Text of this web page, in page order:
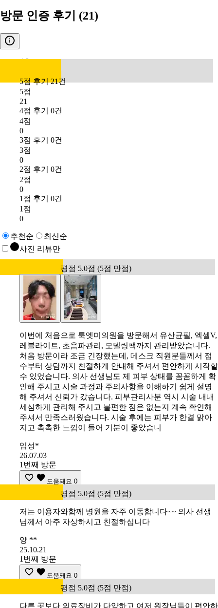
방문 인증 후기 (21)
4.8
5점 후기 21건
5점
21
4점 후기 0건
4점
0
3점 후기 0건
3점
0
2점 후기 0건
2점
0
1점 후기 0건
1점
0
추천순
최신순
사진 리뷰만
평점 5.0점 (5점 만점)
이번에 처음으로 룩엣미의원을 방문해서 유산균필, 엑셀V,
레블라이트, 초음파관리, 모델링팩까지 관리받았습니다.
처음 방문이라 조금 긴장했는데, 데스크 직원분들께서 접
수부터 상담까지 친절하게 안내해 주셔서 편안하게 시작할
수 있었습니다. 의사 선생님도 제 피부 상태를 꼼꼼하게 확
인해 주시고 시술 과정과 주의사항을 이해하기 쉽게 설명
해 주셔서 신뢰가 갔습니다. 피부관리사분 역시 시술 내내
세심하게 관리해 주시고 불편한 점은 없는지 계속 확인해
주셔서 만족스러웠습니다. 시술 후에는 피부가 한결 맑아
지고 촉촉한 느낌이 들어 기분이 좋았습니
임성*
26.07.03
1번째 방문
도움돼요 0
평점 5.0점 (5점 만점)
저는 이용자와함께 병원을 자주 이동합니다~~ 의사 선생
님께서 아주 자상하시고 친절하십니다
양 **
25.10.21
1번째 방문
도움돼요 0
평점 5.0점 (5점 만점)
다른 곳보다 의료장비가 다양하고 여저 원장님들이 편안하